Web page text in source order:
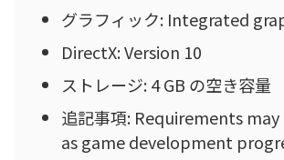
グラフィック: Integrated
DirectX: Version 10
ストレージ: 4 GB の空き容量
追記事項: Requirements
as game development